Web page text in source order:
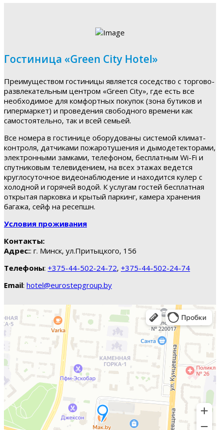
Гостиница «Green City Hotel»
Преимуществом гостиницы является соседство с торгово-
развлекательным центром «Green City», где есть все
необходимое для комфортных покупок (зона бутиков и
гипермаркет) и проведения свободного времени как
самостоятельно, так и всей семьей.
Все номера в гостинице оборудованы системой климат-
контроля, датчиками пожаротушения и дымодетекторами,
электронными замками, телефоном, бесплатным Wi-Fi и
спутниковым телевидением, на всех этажах ведется
круглосуточное видеонаблюдение и находится кулер с
холодной и горячей водой. К услугам гостей бесплатная
открытая парковка и крытый паркинг, камера хранения
багажа, сейф на ресепшн.
Условия проживания
Контакты:
Адрес:: г. Минск, ул.Притыцкого, 156
Телефоны: +375-44-502-24-72, +375-44-502-24-74
Email: hotel@eurostepgroup.by